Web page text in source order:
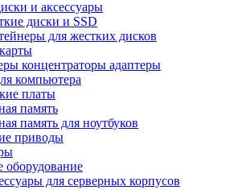
и аксессуары
диски и SSD
для жестких дисков
концентраторы адаптеры
компьютера
платы
память
память для ноутбуков
приводы
оборудование
для серверных корпусов